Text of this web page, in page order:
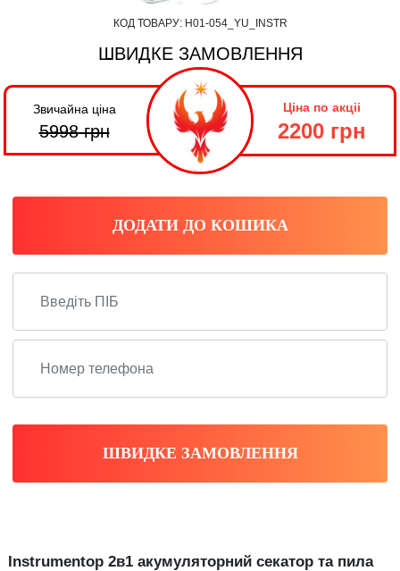
КОД ТОВАРУ: Н01-054_YU_INSTR
ШВИДКЕ ЗАМОВЛЕННЯ
Звичайна ціна
5998грн
Ціна по акціі
2200 грн
ДОДАТИ ДО КОШИКА
ШВИДКЕ ЗАМОВЛЕННЯ
Instrumentop 2в1 акумуляторний секатор та пила